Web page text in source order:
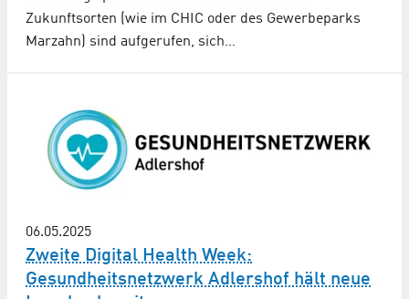
Zukunftsorten (wie im CHIC oder des Gewerbeparks
Marzahn) sind aufgerufen, sich…
06.05.2025
Zweite Digital Health Week:
Gesundheitsnetzwerk Adlershof hält neue